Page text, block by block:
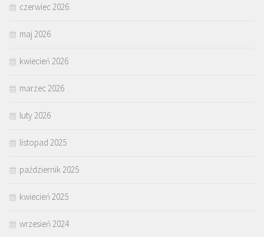
czerwiec 2026
maj 2026
kwiecień 2026
marzec 2026
luty 2026
listopad 2025
październik 2025
kwiecień 2025
wrzesień 2024